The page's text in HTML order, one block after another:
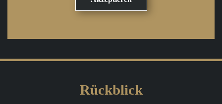
Rückblick